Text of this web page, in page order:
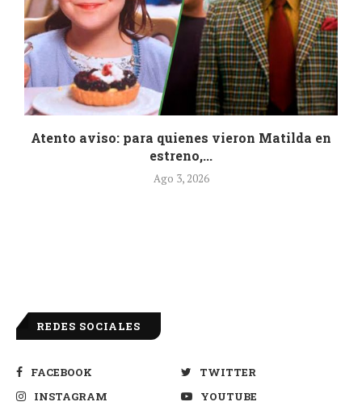
Atento aviso: para quienes vieron Matilda en
estreno,...
Ago 3, 2026
REDES SOCIALES
FACEBOOK
TWITTER
INSTAGRAM
YOUTUBE